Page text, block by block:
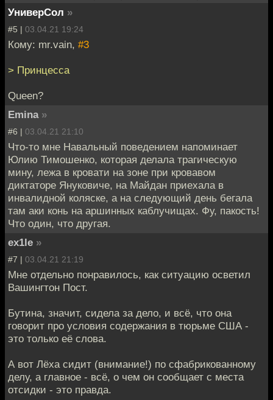
УниверСол »
#5 | 03.04.21 19:24
Кому: mr.vain, #3
> Принцесса
Queen?
Emina »
#6 | 03.04.21 21:10
Что-то мне Навальный поведением напоминает
Юлию Тимошенко, которая делала трагическую
мину, лежа в кровати на зоне при кровавом
диктаторе Януковиче, на Майдан приехала в
инвалидной коляске, а на следующий день бегала
там аки конь на аршинных каблучищах. Фу, пакость!
Что один, что другая.
ex1le »
#7 | 03.04.21 21:19
Мне отдельно понравилось, как ситуацию осветил
Вашингтон Пост.
Бутина, значит, сидела за дело, и всё, что она
говорит про условия содержания в тюрьме США -
это только её слова.
А вот Лёха сидит (внимание!) по сфабрикованному
делу, а главное - всё, о чем он сообщает с места
отсидки - это правда.